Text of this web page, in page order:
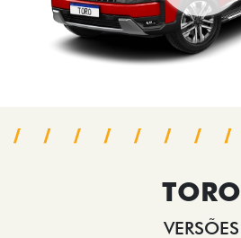
TORO
VERSÕES